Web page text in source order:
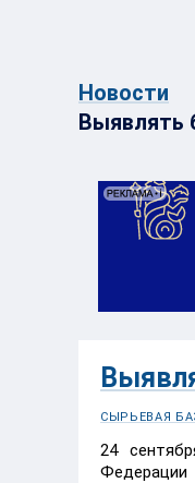
Новости
Выявлять
СЫРЬЕВАЯ
24